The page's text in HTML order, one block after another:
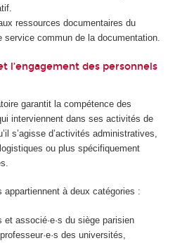
ressources documentaires du
service commun de la documentation.
l’engagement des personnels
garantit la compétence des
interviennent dans ses activités de
s’agisse d’activités administratives,
ou plus spécifiquement
appartiennent à deux catégories :
et associé·e·s du siège parisien
des universités,